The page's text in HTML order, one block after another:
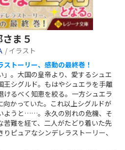
ま５
/ イラスト
トーリー、感動の最終巻！
」。大国の皇帝より、愛するシュエ
王シグルド。もはやシュエラを手離
けるべく知恵を絞る。一方シュエラ
向かっていた。これ以上シグルドが
ようと……。永久の別れの危機、そ
苦難を経て、二人がたどり着いた先
りピュアなシンデレラストーリー、